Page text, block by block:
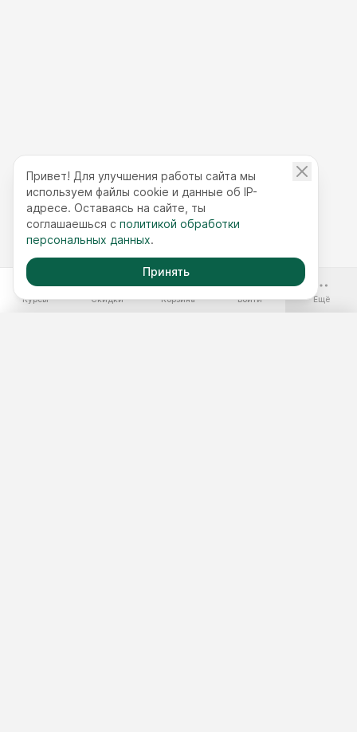
Курсы Скидки Корзина Войти Ещё
Привет! Для улучшения работы сайта мы
используем файлы cookie и данные об IP-
адресе. Оставаясь на сайте, ты
соглашаешься с политикой обработки
персональных данных.
Принять